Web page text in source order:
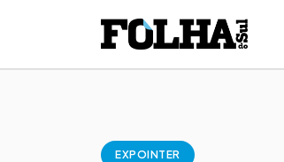
EXPOINTER